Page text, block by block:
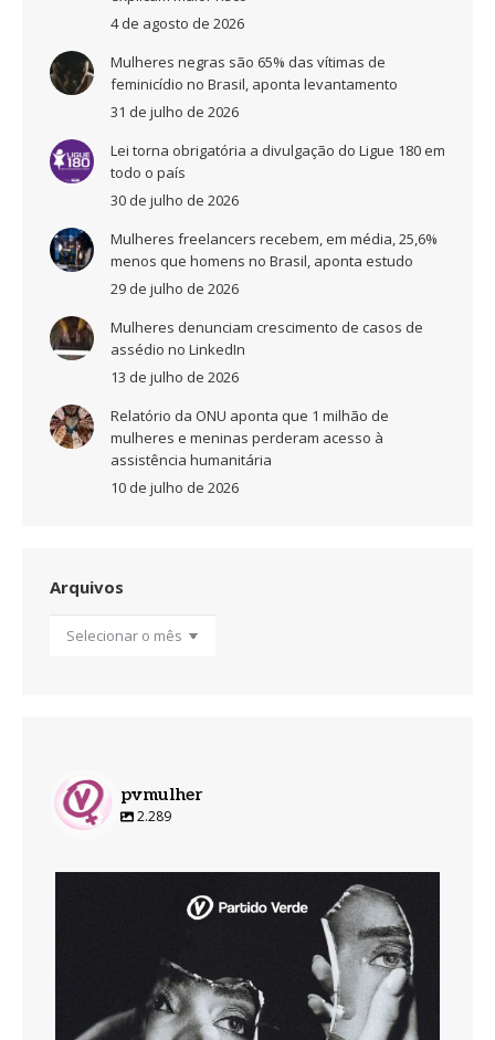
4 de agosto de 2026
Mulheres negras são 65% das vítimas de
feminicídio no Brasil, aponta levantamento
31 de julho de 2026
Lei torna obrigatória a divulgação do Ligue 180 em
todo o país
30 de julho de 2026
Mulheres freelancers recebem, em média, 25,6%
menos que homens no Brasil, aponta estudo
29 de julho de 2026
Mulheres denunciam crescimento de casos de
assédio no LinkedIn
13 de julho de 2026
Relatório da ONU aponta que 1 milhão de
mulheres e meninas perderam acesso à
assistência humanitária
10 de julho de 2026
Arquivos
pvmulher
2.289
Ago 7